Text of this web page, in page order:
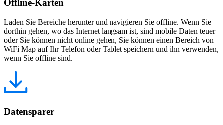
Offline-Karten
Laden Sie Bereiche herunter und navigieren Sie offline. Wenn Sie
dorthin gehen, wo das Internet langsam ist, sind mobile Daten teuer
oder Sie können nicht online gehen, Sie können einen Bereich von
WiFi Map auf Ihr Telefon oder Tablet speichern und ihn verwenden,
wenn Sie offline sind.
Datensparer